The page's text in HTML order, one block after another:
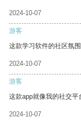
2024-10-07
游客
这款学习软件的社区氛
2024-10-07
游客
这款app就像我的社交平
2024-10-07